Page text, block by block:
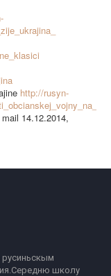
http://rusyn-
14.12.2014,
школу